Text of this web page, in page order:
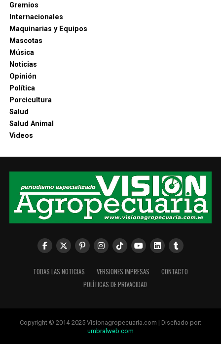
Gremios
Internacionales
Maquinarias y Equipos
Mascotas
Música
Noticias
Opinión
Política
Porcicultura
Salud
Salud Animal
Videos
TODAS LAS NOTICIAS VERSIONES IMPRESAS
CONTACTO
POLÍTICAS DE PRIVACIDAD
Copyright © 2014-2025 Visionagropecuaria.com | Diseñado por:
umbralweb.com